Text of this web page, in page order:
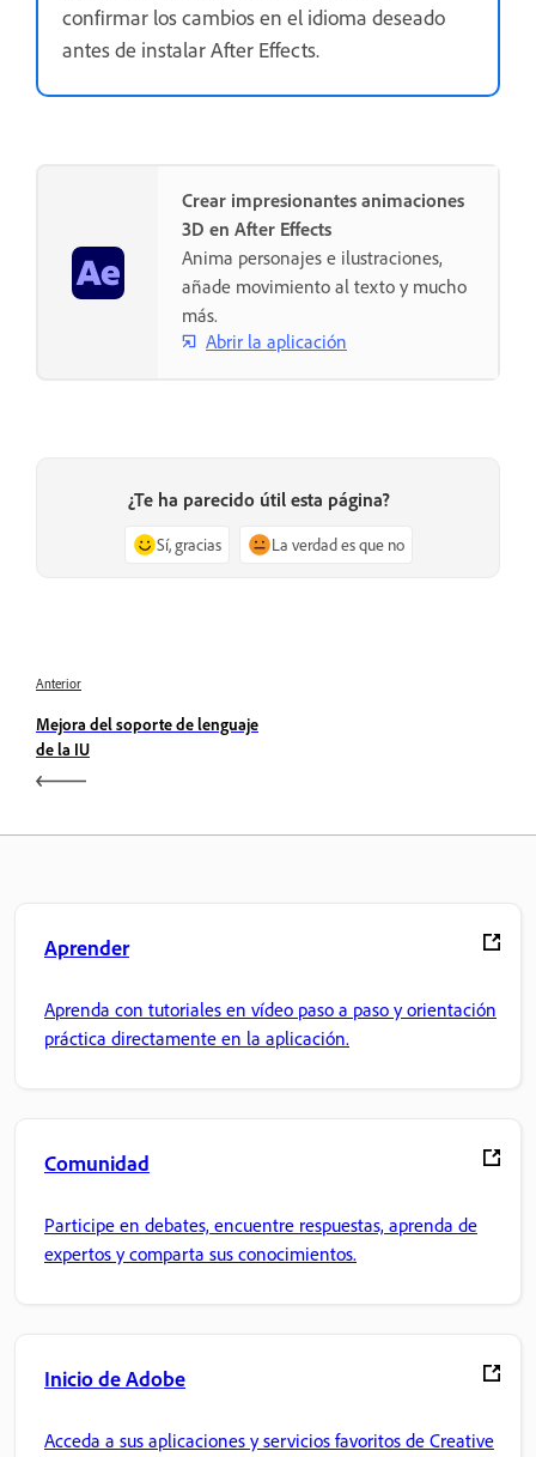
confirmar los cambios en el idioma deseado
antes de instalar After Effects.
Crear impresionantes animaciones
3D en After Effects
Anima personajes e ilustraciones,
añade movimiento al texto y mucho
más.
Abrir la aplicación
¿Te ha parecido útil esta página?
Sí, gracias La verdad es que no
Anterior
Mejora del soporte de lenguaje
de la IU
Aprender
Aprenda con tutoriales en vídeo paso a paso y orientación
práctica directamente en la aplicación.
Comunidad
Participe en debates, encuentre respuestas, aprenda de
expertos y comparta sus conocimientos.
Inicio de Adobe
Acceda a sus aplicaciones y servicios favoritos de Creative